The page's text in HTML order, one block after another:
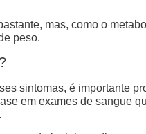
mas, como o
peso.
sintomas, é importante
em exames de sangue